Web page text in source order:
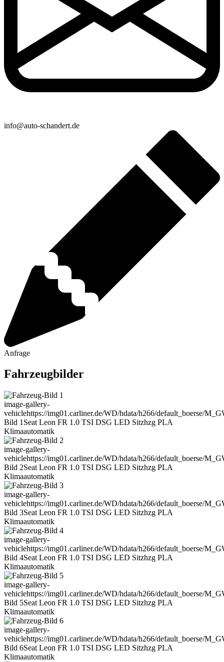
info@auto-schandert.de
Anfrage
Fahrzeugbilder
image-gallery-
vehiclehttps://img01.carliner.de/WD/hdata/h266/default_boerse/
Bild 1 Seat Leon FR 1.0 TSI DSG LED Sitzhzg PLA
Klimaautomatik
image-gallery-
vehiclehttps://img01.carliner.de/WD/hdata/h266/default_boerse/
Bild 2Seat Leon FR 1.0 TSI DSG LED Sitzhzg PLA
Klimaautomatik
image-gallery-
vehiclehttps://img01.carliner.de/WD/hdata/h266/default_boerse/
Bild 3Seat Leon FR 1.0 TSI DSG LED Sitzhzg PLA
Klimaautomatik
image-gallery-
vehiclehttps://img01.carliner.de/WD/hdata/h266/default_boerse/
Bild 4Seat Leon FR 1.0 TSI DSG LED Sitzhzg PLA
Klimaautomatik
image-gallery-
vehiclehttps://img01.carliner.de/WD/hdata/h266/default_boerse/
Bild 5Seat Leon FR 1.0 TSI DSG LED Sitzhzg PLA
Klimaautomatik
image-gallery-
vehiclehttps://img01.carliner.de/WD/hdata/h266/default_boerse/
Bild 6Seat Leon FR 1.0 TSI DSG LED Sitzhzg PLA
Klimaautomatik